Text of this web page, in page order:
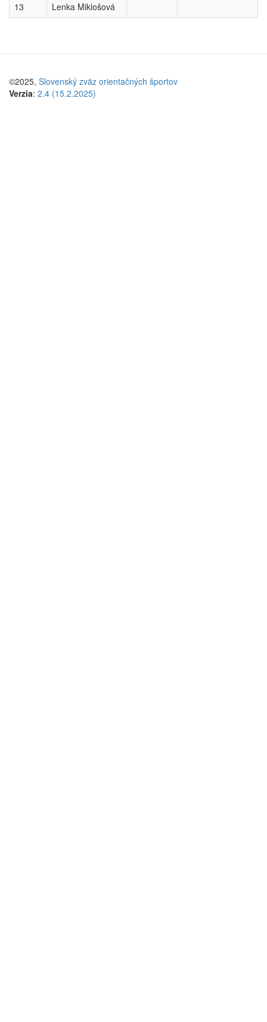
13
Lenka Miklošová
©2025, Slovenský zväz orientačných športov
Verzia: 2.4 (15.2.2025)